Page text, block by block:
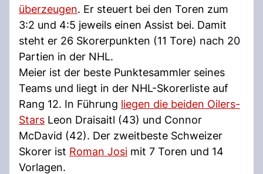
überzeugen. Er steuert bei den Toren zum
3:2 und 4:5 jeweils einen Assist bei. Damit
steht er 26 Skorerpunkten (11 Tore) nach 20
Partien in der NHL.
Meier ist der beste Punktesammler seines
Teams und liegt in der NHL-Skorerliste auf
Rang 12. In Führung liegen die beiden Oilers-
Stars Leon Draisaitl (43) und Connor
McDavid (42). Der zweitbeste Schweizer
Skorer ist Roman Josi mit 7 Toren und 14
Vorlagen.